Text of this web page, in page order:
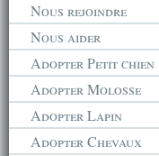
Nous rejoindre
Nous aider
Adopter Petit chien
Adopter Molosse
Adopter Lapin
Adopter Chevaux